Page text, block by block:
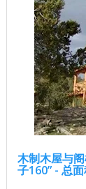
木制木屋与
子160” - 总